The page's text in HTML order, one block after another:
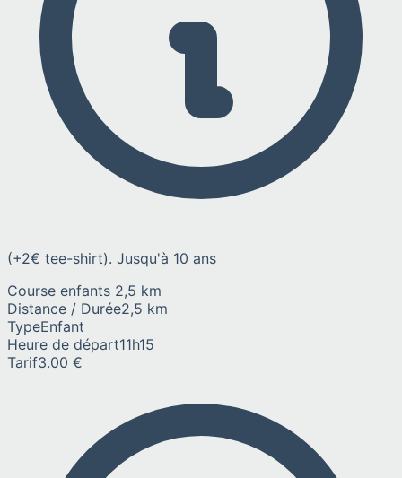
(+2€ tee-shirt). Jusqu'à 10 ans
Course enfants 2,5 km
Distance / Durée2,5 km
TypeEnfant
Heure de départ11h15
Tarif3.00 €